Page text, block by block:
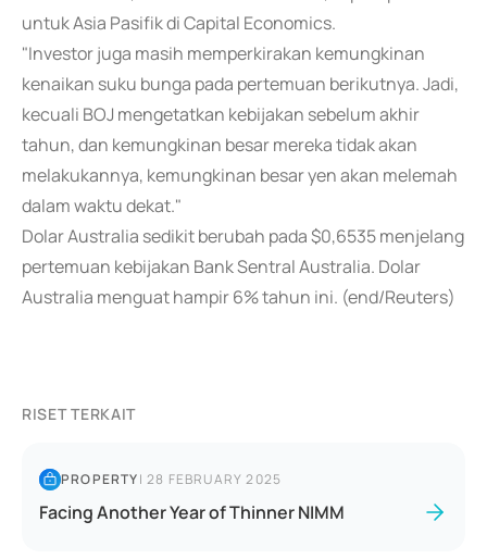
untuk Asia Pasifik di Capital Economics.
"Investor juga masih memperkirakan kemungkinan
kenaikan suku bunga pada pertemuan berikutnya. Jadi,
kecuali BOJ mengetatkan kebijakan sebelum akhir
tahun, dan kemungkinan besar mereka tidak akan
melakukannya, kemungkinan besar yen akan melemah
dalam waktu dekat."
Dolar Australia sedikit berubah pada $0,6535 menjelang
pertemuan kebijakan Bank Sentral Australia. Dolar
Australia menguat hampir 6% tahun ini. (end/Reuters)
RISET TERKAIT
PROPERTY|28 FEBRUARY 2025
Facing Another Year of Thinner NIMM